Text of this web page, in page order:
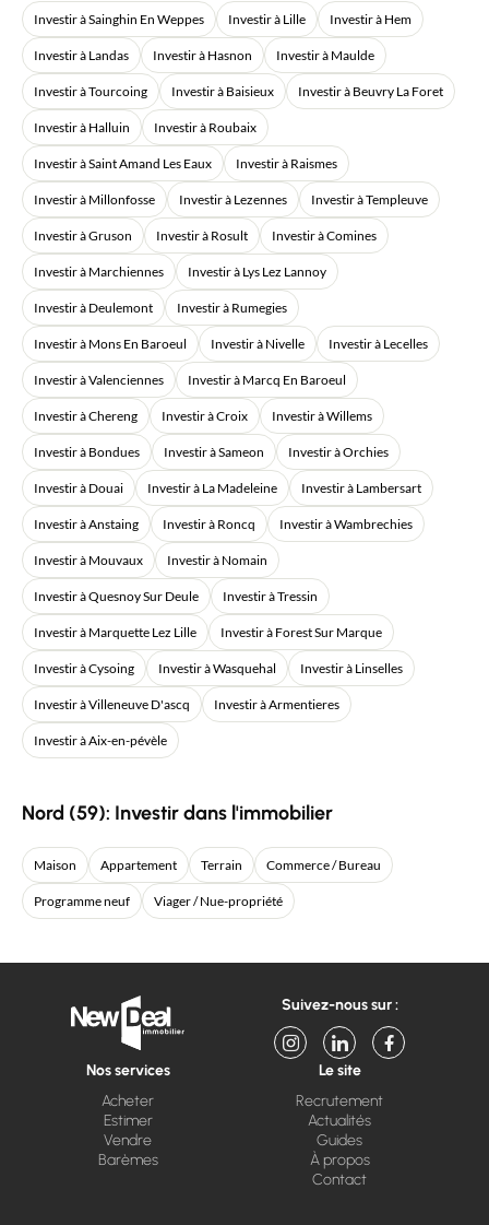
Investir à Sainghin En Weppes Investir à Lille Investir à Hem
Investir à Landas Investir à Hasnon Investir à Maulde
Investir à Tourcoing Investir à Baisieux Investir à Beuvry La Foret
Investir à Halluin Investir à Roubaix
Investir à Saint Amand Les Eaux Investir à Raismes
Investir à Millonfosse Investir à Lezennes Investir à Templeuve
Investir à Gruson Investir à Rosult Investir à Comines
Investir à Marchiennes Investir à Lys Lez Lannoy
Investir à Deulemont Investir à Rumegies
Investir à Mons En Baroeul Investir à Nivelle Investir à Lecelles
Investir à Valenciennes Investir à Marcq En Baroeul
Investir à Chereng Investir à Croix Investir à Willems
Investir à Bondues Investir à Sameon Investir à Orchies
Investir à Douai Investir à La Madeleine Investir à Lambersart
Investir à Anstaing Investir à Roncq Investir à Wambrechies
Investir à Mouvaux Investir à Nomain
Investir à Quesnoy Sur Deule Investir à Tressin
Investir à Marquette Lez Lille Investir à Forest Sur Marque
Investir à Cysoing Investir à Wasquehal Investir à Linselles
Investir à Villeneuve D'ascq Investir à Armentieres
Investir à Aix-en-pévèle
Nord (59): Investir dans l'immobilier
Maison Appartement Terrain Commerce / Bureau
Programme neuf Viager / Nue-propriété
Suivez-nous sur :
Nos services
Acheter
Estimer
Vendre
Barèmes
Le site
Recrutement
Actualités
Guides
À propos
Contact